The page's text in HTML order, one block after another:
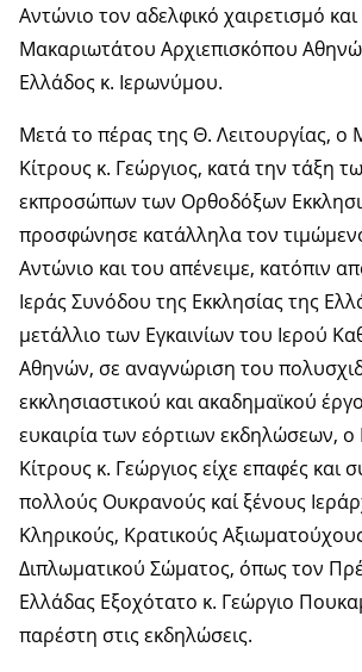
Αντώνιο τον αδελφικό χαιρετισμό και
Μακαριωτάτου Αρχιεπισκόπου
Ελλάδος κ. Ιερωνύμου.
Μετά το πέρας της Θ. Λειτουργίας, ο
Κίτρους κ. Γεώργιος, κατά την τάξη
εκπροσώπων των Ορθοδόξων
προσφώνησε κατάλληλα τον
Αντώνιο και του απένειμε, κατόπιν
Ιεράς Συνόδου της Εκκλησίας της
μετάλλιο των Εγκαινίων του Ιερού
Αθηνών, σε αναγνώριση του
εκκλησιαστικού και ακαδημαϊκού
ευκαιρία των εόρτιων εκδηλώσεων,
Κίτρους κ. Γεώργιος είχε επαφές και
πολλούς Ουκρανούς καί ξένους
Κληρικούς, Κρατικούς
Διπλωματικού Σώματος, όπως τον
Ελλάδας Εξοχότατο κ. Γεώργιο
παρέστη στις εκδηλώσεις.